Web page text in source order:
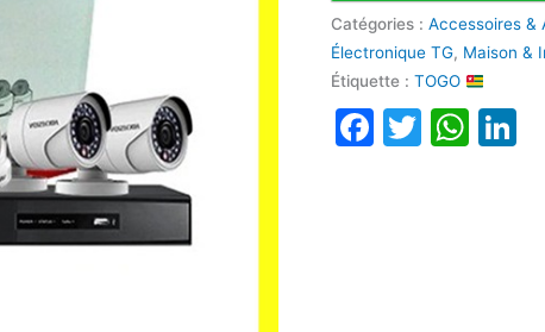
Catégories :Accessoires &
Électronique TG, Maison &
Étiquette :TOGO
Facebook
Twitter